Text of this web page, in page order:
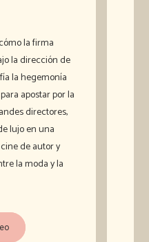
la firma
la dirección de
la hegemonía
apostar por la
directores,
lujo en una
de autor y
la moda y la